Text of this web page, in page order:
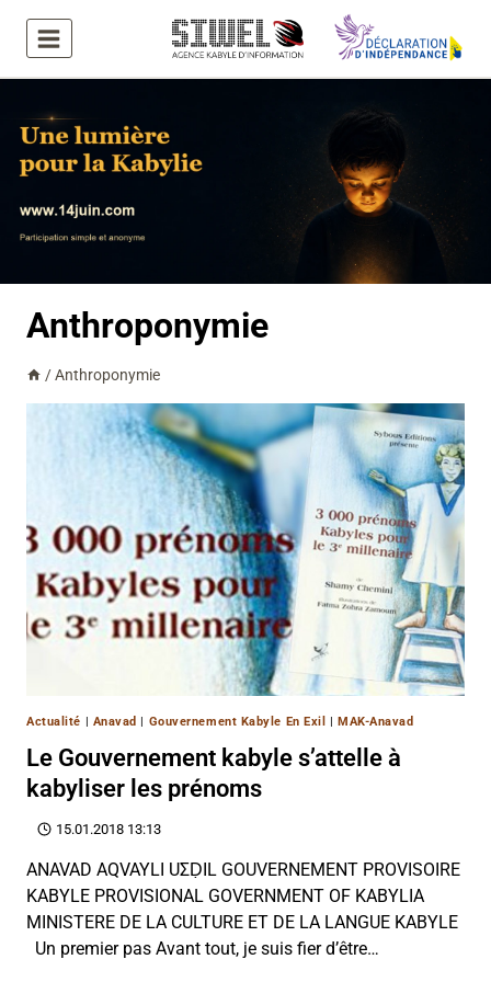
contenu
Anthroponymie
/ Anthroponymie
Actualité | Anavad | Gouvernement Kabyle En Exil |MAK-Anavad
Le Gouvernement kabyle s’attelle à
kabyliser les prénoms
15.01.2018 13:13
ANAVAD AQVAYLI UΣḌIL GOUVERNEMENT PROVISOIRE
KABYLE PROVISIONAL GOVERNMENT OF KABYLIA
MINISTERE DE LA CULTURE ET DE LA LANGUE KABYLE
Un premier pas Avant tout, je suis fier d’être…